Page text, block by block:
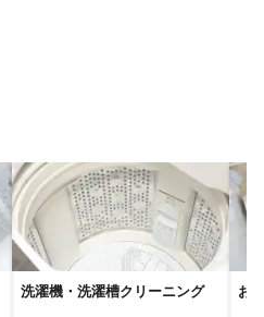
洗濯機・洗濯槽クリーニング お